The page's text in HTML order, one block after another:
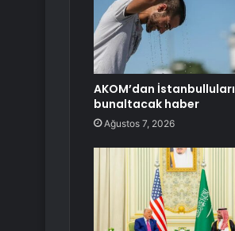
AKOM’dan İstanbulluları
bunaltacak haber
Ağustos 7, 2026